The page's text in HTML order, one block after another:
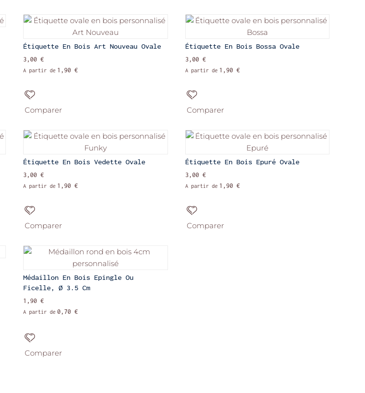
Étiquette En Bois Art Nouveau Ovale
3,00 €
A partir de 1,90 €
Comparer
Étiquette En Bois Bossa Ovale
3,00 €
A partir de 1,90 €
Comparer
Étiquette En Bois Vedette Ovale
3,00 €
A partir de 1,90 €
Comparer
Étiquette En Bois Epuré Ovale
3,00 €
A partir de 1,90 €
Comparer
Médaillon En Bois Epingle Ou
Ficelle, Ø 3.5 Cm
1,90 €
A partir de 0,70 €
Comparer